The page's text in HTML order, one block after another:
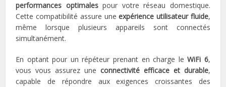
performances optimalespour votre réseau domestique.
Cette compatibilité assure uneexpérience utilisateur fluide,
même lorsque plusieurs appareils sont connectés
simultanément.
En optant pour un répéteur prenant en charge leWiFi 6,
vous vous assurez une connectivité efficace et durable,
capable de répondre aux exigences croissantes des